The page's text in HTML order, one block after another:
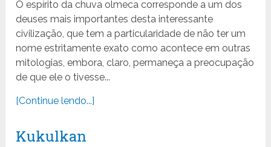
O espírito da chuva olmeca corresponde a um dos
deuses mais importantes desta interessante
civilização, que tem a particularidade de não ter um
nome estritamente exato como acontece em outras
mitologias, embora, claro, permaneça a preocupação
de que ele o tivesse...
[Continue lendo...]
Kukulkan